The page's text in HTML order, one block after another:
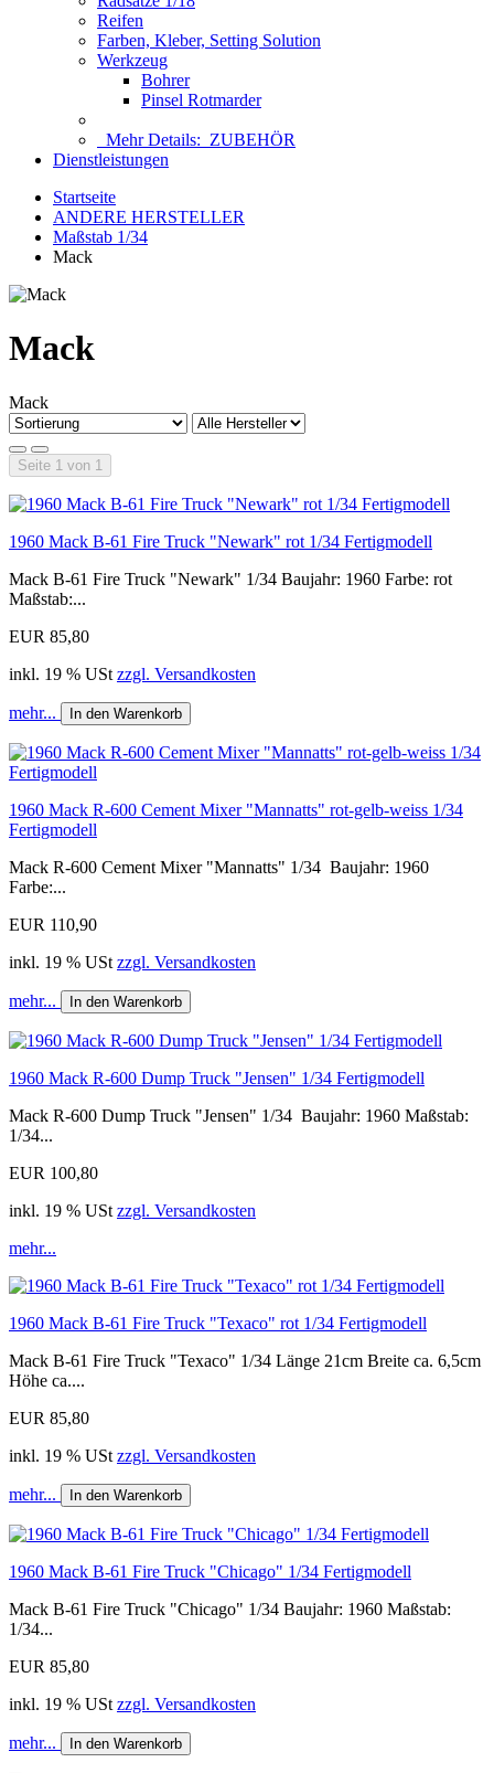
Reifen
Farben, Kleber, Setting Solution
Werkzeug
Bohrer
Pinsel Rotmarder
Mehr Details: ZUBEHÖR
Dienstleistungen
Startseite
ANDERE HERSTELLER
Maßstab 1/34
Mack
Mack
Mack
Seite 1 von 1
1960 Mack B-61 Fire Truck "Newark" rot 1/34 Fertigmodell
Mack B-61 Fire Truck "Newark" 1/34 Baujahr: 1960 Farbe: rot
Maßstab:...
EUR 85,80
inkl. 19 % USt zzgl. Versandkosten
mehr... In den Warenkorb
1960 Mack R-600 Cement Mixer "Mannatts" rot-gelb-weiss 1/34
Fertigmodell
Mack R-600 Cement Mixer "Mannatts" 1/34 Baujahr: 1960
Farbe:...
EUR 110,90
inkl. 19 % USt zzgl. Versandkosten
mehr... In den Warenkorb
1960 Mack R-600 Dump Truck "Jensen" 1/34 Fertigmodell
Mack R-600 Dump Truck "Jensen" 1/34 Baujahr: 1960 Maßstab:
1/34...
EUR 100,80
inkl. 19 % USt zzgl. Versandkosten
mehr...
1960 Mack B-61 Fire Truck "Texaco" rot 1/34 Fertigmodell
Mack B-61 Fire Truck "Texaco" 1/34 Länge 21cm Breite ca. 6,5cm
Höhe ca....
EUR 85,80
inkl. 19 % USt zzgl. Versandkosten
mehr... In den Warenkorb
1960 Mack B-61 Fire Truck "Chicago" 1/34 Fertigmodell
Mack B-61 Fire Truck "Chicago" 1/34 Baujahr: 1960 Maßstab:
1/34...
EUR 85,80
inkl. 19 % USt zzgl. Versandkosten
mehr... In den Warenkorb